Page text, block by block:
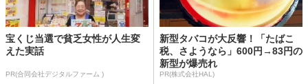
宝くじ当選で貧乏女性が人生変
えた実話
PR(合同会社デジタルファーム )
新型タバコが大反響！「たばこ
税、さようなら」600円→83円の
新型が爆売れ
PR(株式会社HAL)